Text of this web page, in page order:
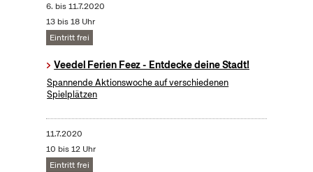
6. bis11.7.2020
13 bis 18 Uhr
Eintritt frei
Veedel Ferien Feez - Entdecke deine Stadt!
Spannende Aktionswoche auf verschiedenen
Spielplätzen
11.7.2020
10 bis 12 Uhr
Eintritt frei